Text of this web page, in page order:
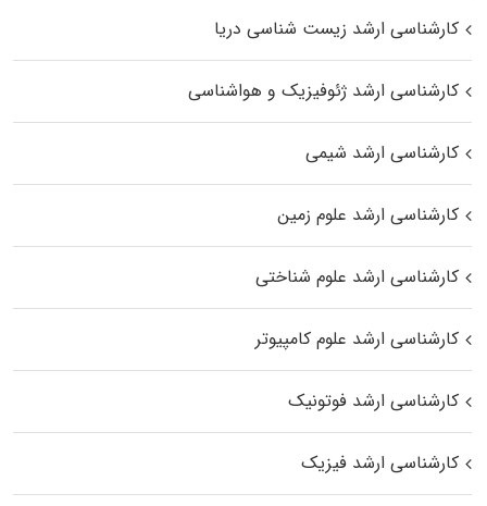
کارشناسی ارشد زیست‌ شناسی دریا
کارشناسی ارشد ژئوفیزیک و هواشناسی
کارشناسی ارشد شیمی
کارشناسی ارشد علوم زمین
کارشناسی ارشد علوم شناختی
کارشناسی ارشد علوم کامپیوتر
کارشناسی ارشد فوتونیک
کارشناسی ارشد فیزیک